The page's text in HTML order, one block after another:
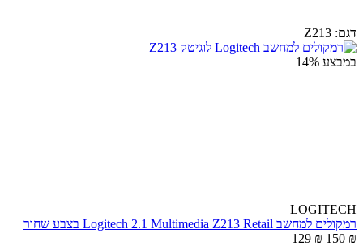
דגם: Z213
במבצע 14%
LOGITECH
רמקולים למחשב Logitech 2.1 Multimedia Z213 Retail בצבע שחור
150 ₪
129 ₪